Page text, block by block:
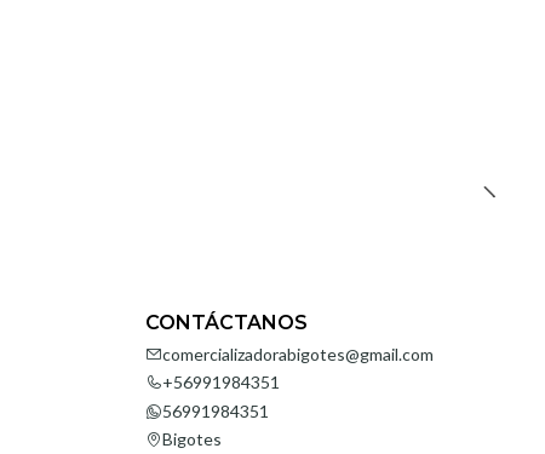
CONTÁCTANOS
comercializadorabigotes@gmail.com
+56991984351
56991984351
Bigotes